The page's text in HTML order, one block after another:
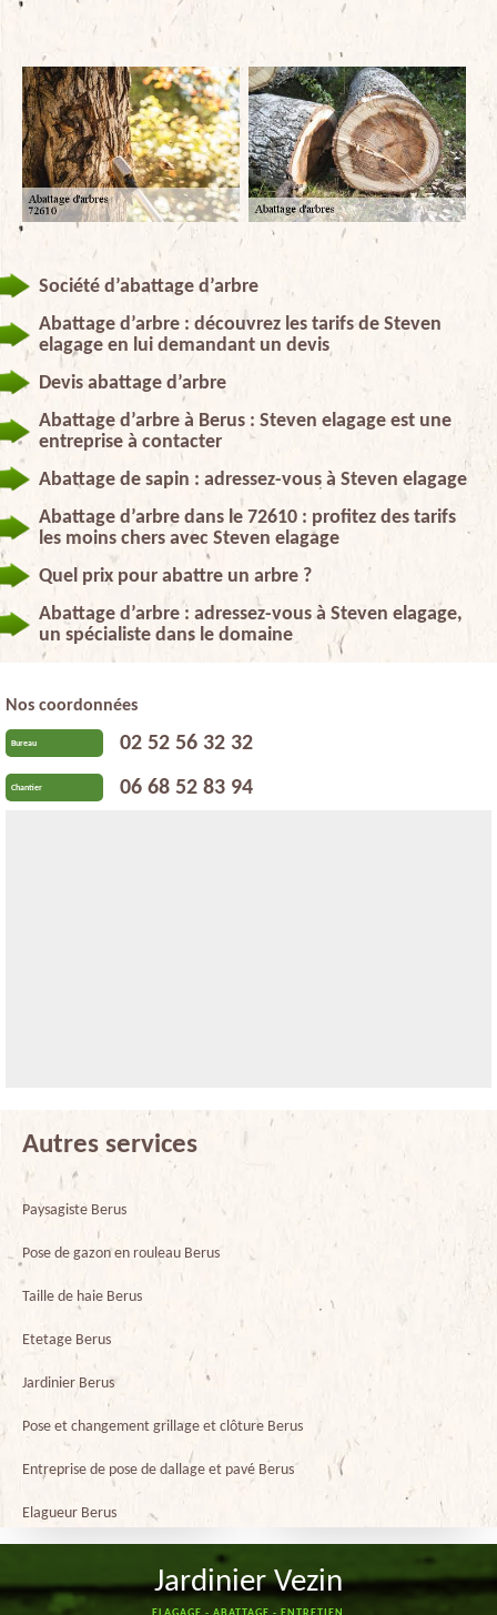
Société d’abattage d’arbre
Abattage d’arbre : découvrez les tarifs de Steven
elagage en lui demandant un devis
Devis abattage d’arbre
Abattage d’arbre à Berus : Steven elagage est une
entreprise à contacter
Abattage de sapin : adressez-vous à Steven elagage
Abattage d’arbre dans le 72610 : profitez des tarifs
les moins chers avec Steven elagage
Quel prix pour abattre un arbre ?
Abattage d’arbre : adressez-vous à Steven elagage,
un spécialiste dans le domaine
Nos coordonnées
Bureau 02 52 56 32 32
Chantier 06 68 52 83 94
Autres services
Paysagiste Berus
Pose de gazon en rouleau Berus
Taille de haie Berus
Etetage Berus
Jardinier Berus
Pose et changement grillage et clôture Berus
Entreprise de pose de dallage et pavé Berus
Elagueur Berus
Jardinier Vezin